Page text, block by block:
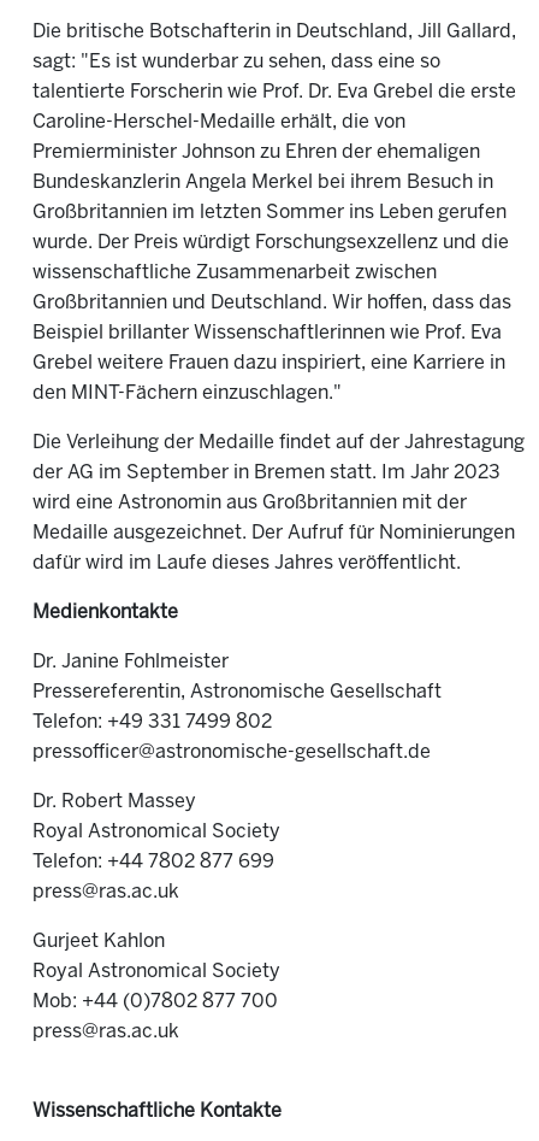
Die britische Botschafterin in Deutschland, Jill Gallard,
sagt: "Es ist wunderbar zu sehen, dass eine so
talentierte Forscherin wie Prof. Dr. Eva Grebel die erste
Caroline-Herschel-Medaille erhält, die von
Premierminister Johnson zu Ehren der ehemaligen
Bundeskanzlerin Angela Merkel bei ihrem Besuch in
Großbritannien im letzten Sommer ins Leben gerufen
wurde. Der Preis würdigt Forschungsexzellenz und die
wissenschaftliche Zusammenarbeit zwischen
Großbritannien und Deutschland. Wir hoffen, dass das
Beispiel brillanter Wissenschaftlerinnen wie Prof. Eva
Grebel weitere Frauen dazu inspiriert, eine Karriere in
den MINT-Fächern einzuschlagen."
Die Verleihung der Medaille findet auf der Jahrestagung
der AG im September in Bremen statt. Im Jahr 2023
wird eine Astronomin aus Großbritannien mit der
Medaille ausgezeichnet. Der Aufruf für Nominierungen
dafür wird im Laufe dieses Jahres veröffentlicht.
Medienkontakte
Dr. Janine Fohlmeister
Pressereferentin, Astronomische Gesellschaft
Telefon: +49 331 7499 802
pressofficer@astronomische-gesellschaft.de
Dr. Robert Massey
Royal Astronomical Society
Telefon: +44 7802 877 699
press@ras.ac.uk
Gurjeet Kahlon
Royal Astronomical Society
Mob: +44 (0)7802 877 700
press@ras.ac.uk
Wissenschaftliche Kontakte